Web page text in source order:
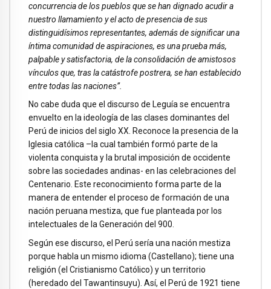
concurrencia de los pueblos que se han dignado acudir a
nuestro llamamiento y el acto de presencia de sus
distinguidísimos representantes, además de significar una
íntima comunidad de aspiraciones, es una prueba más,
palpable y satisfactoria, de la consolidación de amistosos
vínculos que, tras la catástrofe postrera, se han establecido
entre todas las naciones”.
No cabe duda que el discurso de Leguía se encuentra
envuelto en la ideología de las clases dominantes del
Perú de inicios del siglo XX. Reconoce la presencia de la
Iglesia católica –la cual también formó parte de la
violenta conquista y la brutal imposición de occidente
sobre las sociedades andinas- en las celebraciones del
Centenario. Este reconocimiento forma parte de la
manera de entender el proceso de formación de una
nación peruana mestiza, que fue planteada por los
intelectuales de la Generación del 900.
Según ese discurso, el Perú sería una nación mestiza
porque habla un mismo idioma (Castellano); tiene una
religión (el Cristianismo Católico) y un territorio
(heredado del Tawantinsuyu). Así, el Perú de 1921 tiene